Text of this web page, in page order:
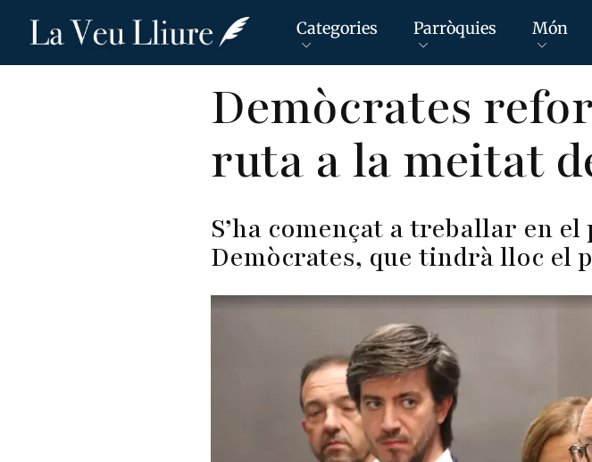
Vés
Categories Parròquies Món
Demòcrates
ruta a la meitat
S’ha començat a treballar en
Demòcrates, que tindrà lloc el